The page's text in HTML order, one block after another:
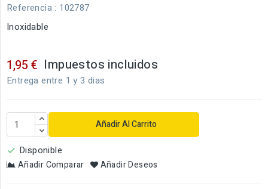
Referencia : 102787
Inoxidable
1,95 € Impuestos incluidos
Entrega entre 1 y 3 dias
Añadir Al Carrito
 Disponible
Añadir Comparar Añadir Deseos